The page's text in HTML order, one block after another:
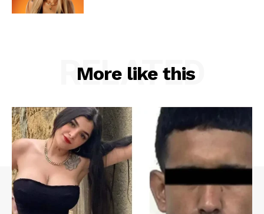
More like this
RELATED